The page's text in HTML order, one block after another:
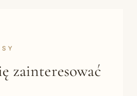
zainteresować